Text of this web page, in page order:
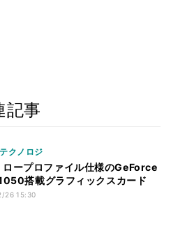
記事
クノロジ
ープロファイル仕様のGeForce
搭載グラフィックスカード
26 15:30